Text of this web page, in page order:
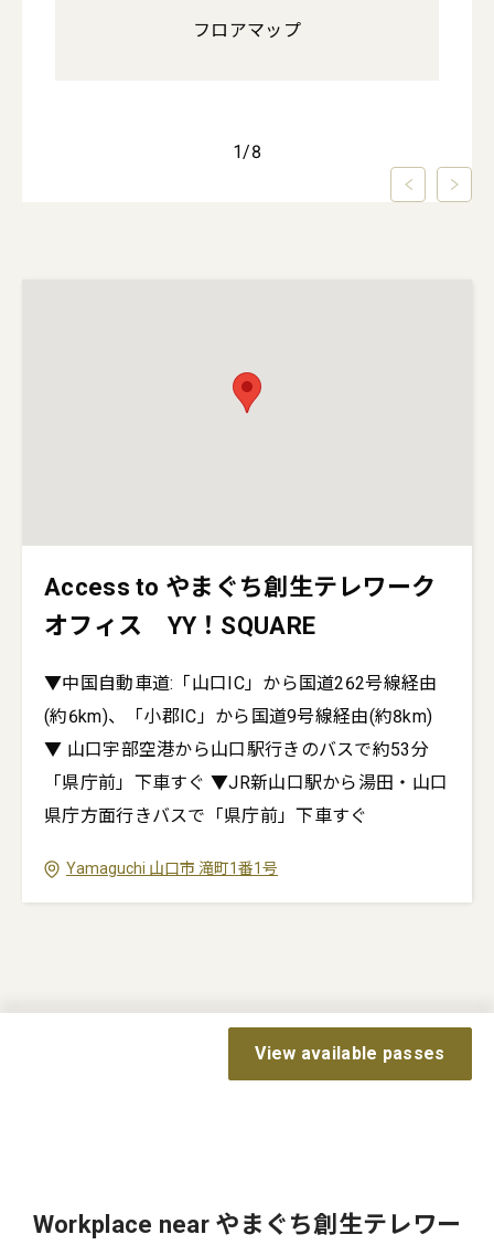
フロアマップ
1/8
Access to やまぐち創生テレワーク
オフィス YY！SQUARE
▼中国自動車道:「山口IC」から国道262号線経由
(約6km)、「小郡IC」から国道9号線経由(約8km)
▼ 山口宇部空港から山口駅行きのバスで約53分
「県庁前」下車すぐ ▼JR新山口駅から湯田・山口
県庁方面行きバスで「県庁前」下車すぐ
Yamaguchi 山口市 滝町1番1号
View available passes
Workplace near やまぐち創生テレワー